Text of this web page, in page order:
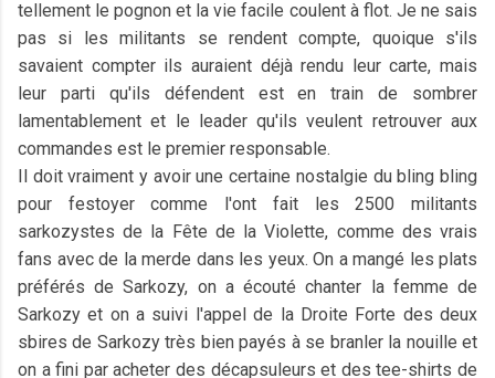
tellement le pognon et la vie facile coulent à flot. Je ne sais
pas si les militants se rendent compte, quoique s'ils
savaient compter ils auraient déjà rendu leur carte, mais
leur parti qu'ils défendent est en train de sombrer
lamentablement et le leader qu'ils veulent retrouver aux
commandes est le premier responsable.
Il doit vraiment y avoir une certaine nostalgie du bling bling
pour festoyer comme l'ont fait les 2500 militants
sarkozystes de la Fête de la Violette, comme des vrais
fans avec de la merde dans les yeux. On a mangé les plats
préférés de Sarkozy, on a écouté chanter la femme de
Sarkozy et on a suivi l'appel de la Droite Forte des deux
sbires de Sarkozy très bien payés à se branler la nouille et
on a fini par acheter des décapsuleurs et des tee-shirts de